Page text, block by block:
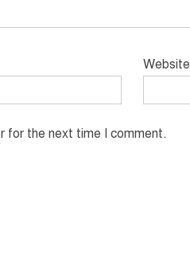
Website
for the next time I comment.